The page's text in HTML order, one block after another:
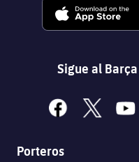
Sigue al
facebook
x
Porteros